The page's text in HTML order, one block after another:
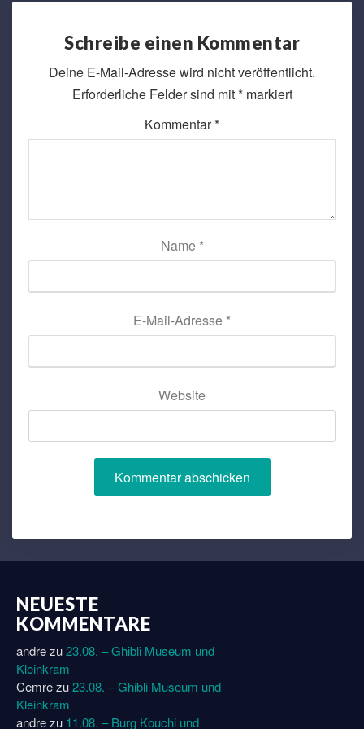
Schreibe einen Kommentar
Deine E-Mail-Adresse wird nicht veröffentlicht.
Erforderliche Felder sind mit*markiert
Kommentar*
Name *
E-Mail-Adresse *
Website
NEUESTE
KOMMENTARE
andrezu23.08. – Ghibli Museum und
Kleinkram
Cemrezu23.08. – Ghibli Museum und
Kleinkram
andrezu 11.08. – Burg Kouchi und